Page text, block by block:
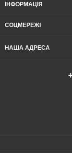
ІНФОРМАЦІЯ
СОЦМЕРЕЖІ
НАША АДРЕСА